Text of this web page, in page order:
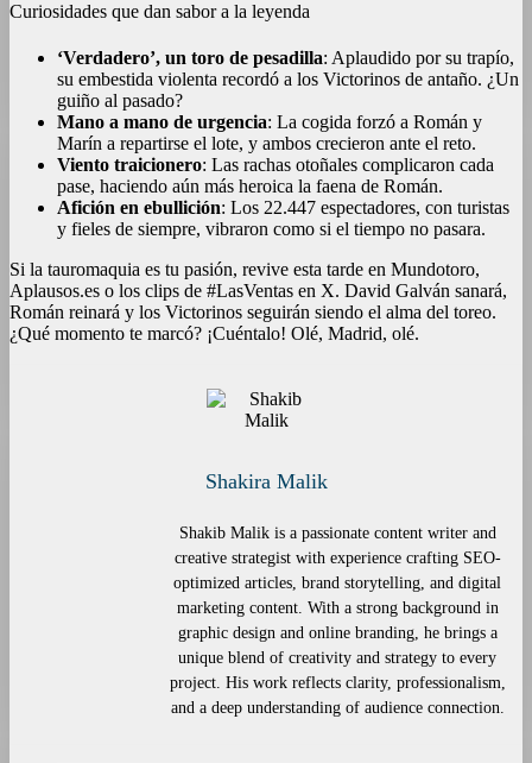
Curiosidades que dan sabor a la leyenda
‘Verdadero’, un toro de pesadilla: Aplaudido por su trapío,
su embestida violenta recordó a los Victorinos de antaño. ¿Un
guiño al pasado?
Mano a mano de urgencia: La cogida forzó a Román y
Marín a repartirse el lote, y ambos crecieron ante el reto.
Viento traicionero: Las rachas otoñales complicaron cada
pase, haciendo aún más heroica la faena de Román.
Afición en ebullición: Los 22.447 espectadores, con turistas
y fieles de siempre, vibraron como si el tiempo no pasara.
Si la tauromaquia es tu pasión, revive esta tarde en Mundotoro,
Aplausos.es o los clips de #LasVentas en X. David Galván sanará,
Román reinará y los Victorinos seguirán siendo el alma del toreo.
¿Qué momento te marcó? ¡Cuéntalo! Olé, Madrid, olé.
Shakira Malik
Shakib Malik is a passionate content writer and
creative strategist with experience crafting SEO-
optimized articles, brand storytelling, and digital
marketing content. With a strong background in
graphic design and online branding, he brings a
unique blend of creativity and strategy to every
project. His work reflects clarity, professionalism,
and a deep understanding of audience connection.